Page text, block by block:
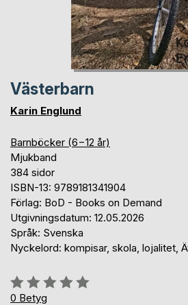
Västerbarn
Karin Englund
Barnböcker (6−12 år)
Mjukband
384 sidor
ISBN-13: 9789181341904
Förlag: BoD - Books on Demand
Utgivningsdatum: 12.05.2026
Språk: Svenska
Nyckelord: kompisar, skola, lojalitet,
Betyg::
0%
0 Betyg